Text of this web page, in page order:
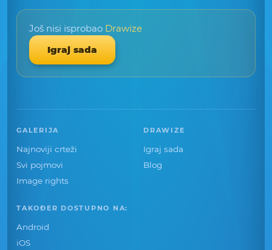
Još nisi isprobao Drawize
Igraj sada
GALERIJA
Najnoviji crteži
Svi pojmovi
Image rights
DRAWIZE
Igraj sada
Blog
TAKOĐER DOSTUPNO NA:
Android
iOS